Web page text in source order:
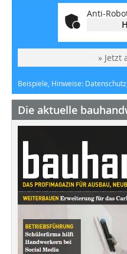
Anti-
» Jetzt
Beispiele, Hinweise:
Die aktuelle